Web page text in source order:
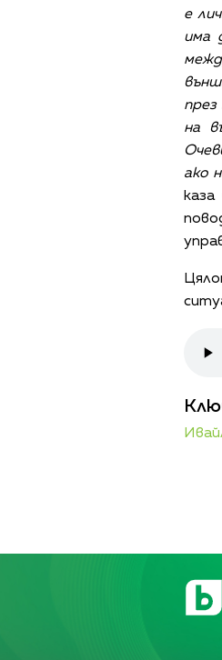
е
има
през
на
ако